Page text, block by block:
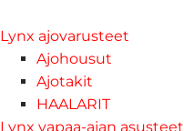
Lynx ajovarusteet
Ajohousut
Ajotakit
HAALARIT
Lynx vapaa-ajan asusteet